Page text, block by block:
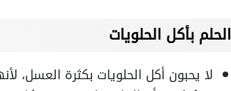
الحلم بأكل الحلويات
لا يحبون أكل الحلويات بكثرة العسل،